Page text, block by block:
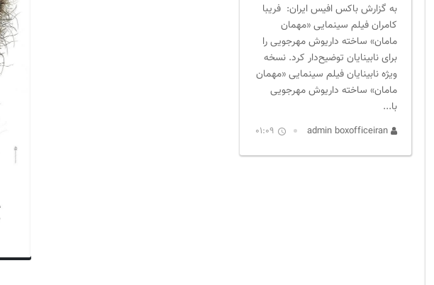
به گزارش باکس افیس ایران: فریبا
کامران فیلم سینمایی «مهمان
مامان» ساخته داریوش مهرجویی را
برای نابینایان توضیح‌دار کرد. نسخه
ویژه نابینایان فیلم سینمایی «مهمان
مامان» ساخته داریوش مهرجویی
با...
admin boxofficeiran
01:09